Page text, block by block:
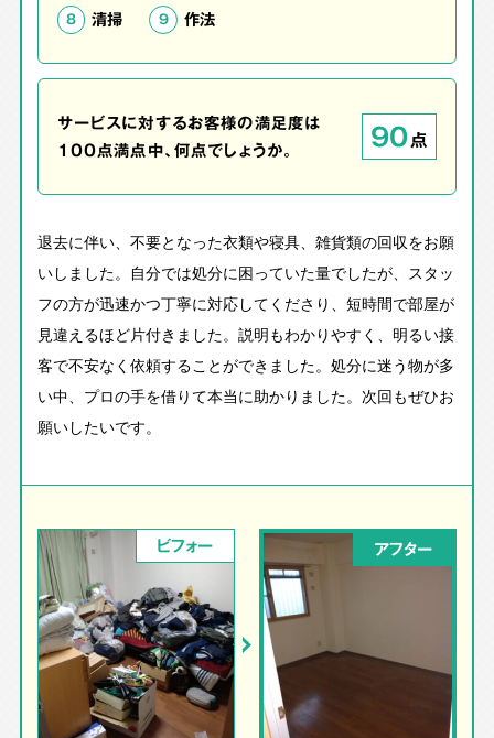
8 清掃 9 作法
サービスに対するお客様の満足度は
100点満点中、何点でしょうか。
90点
退去に伴い、不要となった衣類や寝具、雑貨類の回収をお願
いしました。自分では処分に困っていた量でしたが、スタッ
フの方が迅速かつ丁寧に対応してくださり、短時間で部屋が
見違えるほど片付きました。説明もわかりやすく、明るい接
客で不安なく依頼することができました。処分に迷う物が多
い中、プロの手を借りて本当に助かりました。次回もぜひお
願いしたいです。
ビフォー アフター